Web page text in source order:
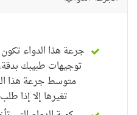
جرعة هذا الدواء
توجيهات طبيبك
متوسط ​​جرعة هذا
تغيرها إلا إذا